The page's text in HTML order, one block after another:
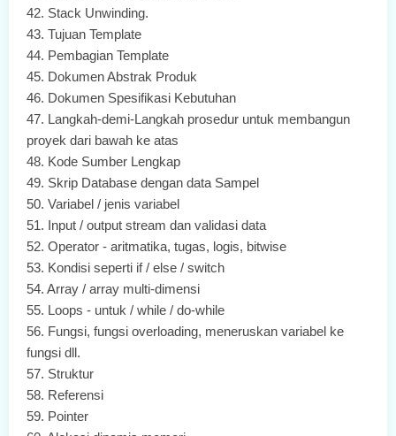
42. Stack Unwinding.
43. Tujuan Template
44. Pembagian Template
45. Dokumen Abstrak Produk
46. Dokumen Spesifikasi Kebutuhan
47. Langkah-demi-Langkah prosedur untuk membangun
proyek dari bawah ke atas
48. Kode Sumber Lengkap
49. Skrip Database dengan data Sampel
50. Variabel / jenis variabel
51. Input / output stream dan validasi data
52. Operator - aritmatika, tugas, logis, bitwise
53. Kondisi seperti if / else / switch
54. Array / array multi-dimensi
55. Loops - untuk / while / do-while
56. Fungsi, fungsi overloading, meneruskan variabel ke
fungsi dll.
57. Struktur
58. Referensi
59. Pointer